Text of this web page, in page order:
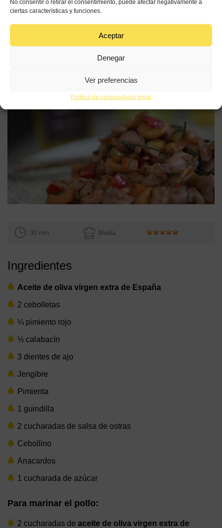
No consentir o retirar el consentimiento, puede afectar negativamente a
ciertas características y funciones.
Aceptar
Denegar
Ver preferencias
Política de cookiesAviso legal
Sirve el plato con un chorro de Aceite de Oliva.
¡Y ahora sí! Todo listo para disfrutar de este plato.
30 min Media
Ingredientes
Aceite de oliva virgen extra de España
2 cebolletas
¼ pimiento rojo
½ calabacín
3 dientes de ajo
Jengibre
Pimienta
1 guindilla
2 cucharadas de salsa de ostras
Cebollino
Anacardos
1 cucharada de azúcar
Para marinar el pollo:
2 cucharadas de aceite de oliva virgen extra de